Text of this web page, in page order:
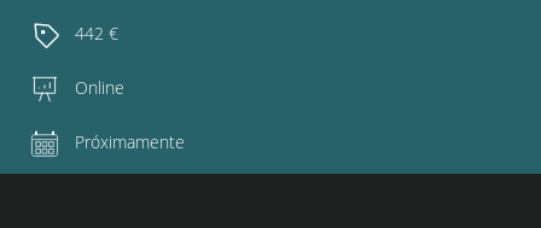
442 €
Online
Próximamente